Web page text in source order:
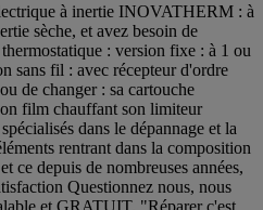
à inertie INOVATHERM : à
sèche, et avez besoin de
: version fixe : à 1 ou
sans fil : avec récepteur d'ordre
de changer : sa cartouche
film chauffant son limiteur
dans le dépannage et la
rentrant dans la composition
ce depuis de nombreuses années,
Questionnez nous, nous
et GRATUIT. "Réparer c'est